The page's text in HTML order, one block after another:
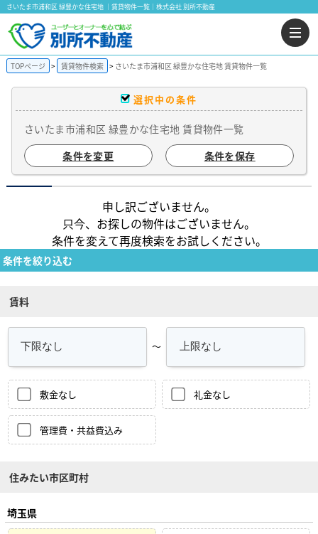
さいたま市浦和区 緑豊かな住宅地 ｜賃貸物件一覧｜株式会社 別所不動産
TOPページ 賃貸物件検索 さいたま市浦和区 緑豊かな住宅地 賃貸物件一覧
選択中の条件
さいたま市浦和区 緑豊かな住宅地 賃貸物件一覧
条件を変更
条件を保存
申し訳ございません。
只今、お探しの物件はございません。
条件を変えて再度検索をお試しください。
条件を絞り込む
賃料
～
敷金なし 礼金なし
管理費・共益費込み
住みたい市区町村
埼玉県